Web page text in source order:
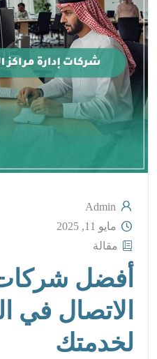
مايو 11, 2025
مقالة
أفضل شركات
الاتصال في
لخدمتك